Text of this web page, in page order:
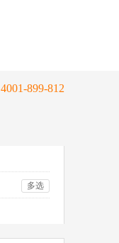
4001-899-812
多选